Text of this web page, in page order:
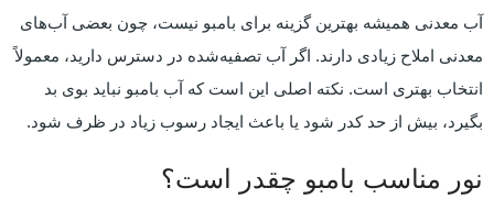
آب معدنی همیشه بهترین گزینه برای بامبو نیست، چون بعضی آب‌های
معدنی املاح زیادی دارند. اگر آب تصفیه‌شده در دسترس دارید، معمولاً
انتخاب بهتری است. نکته اصلی این است که آب بامبو نباید بوی بد
بگیرد، بیش از حد کدر شود یا باعث ایجاد رسوب زیاد در ظرف شود.
نور مناسب بامبو چقدر است؟